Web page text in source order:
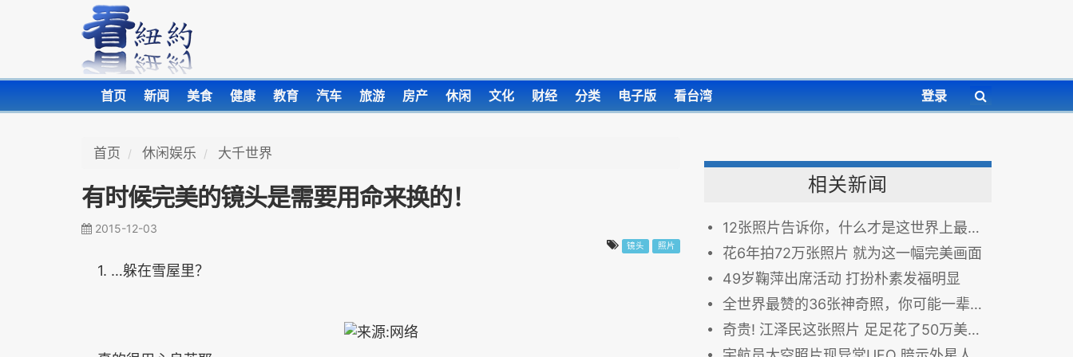
首页 新闻 美食 健康 教育 汽车 旅游 房产 休闲 文化 财经 分类 电子版 看台湾 登录
首页 休闲娱乐 大千世界
有时候完美的镜头是需要用命来换的！
2015-12-03
镜头 照片
1. …躲在雪屋里？
相关新闻
12张照片告诉你，什么才是这世界上最幸福的职业！
花6年拍72万张照片 就为这一幅完美画面
49岁鞠萍出席活动 打扮朴素发福明显
全世界最赞的36张神奇照，你可能一辈子也没见过！
奇贵! 江泽民这张照片 足足花了50万美金?